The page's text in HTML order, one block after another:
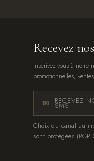
Recevez nos
Inscrivez-vous à notre
promotionnelles,
RECEVEZ
SMS
Choix du canal au
sont protégées